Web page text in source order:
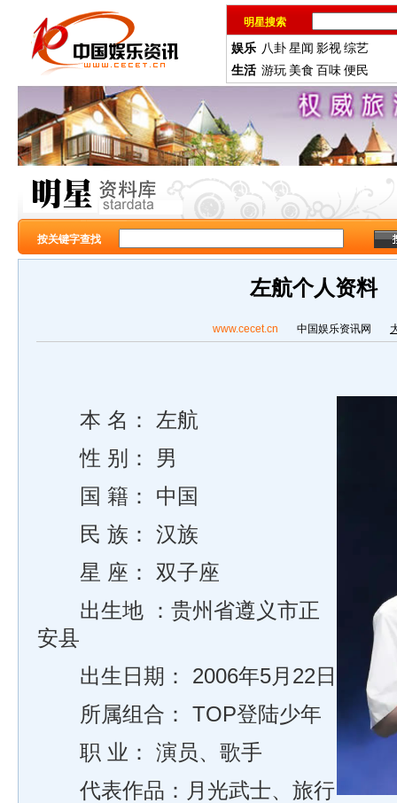
明星搜索
娱乐 八卦星闻 影视综艺
生活 游玩 美食 百味便民
按关键字查找
左航个人资料
www.cecet.cn 中国娱乐资讯网
本 名： 左航
性 别： 男
国 籍： 中国
民 族： 汉族
星 座： 双子座
出生地 ：贵州省遵义市正
安县
出生日期： 2006年5月22日
所属组合： TOP登陆少年
职 业： 演员、歌手
代表作品：月光武士、旅行